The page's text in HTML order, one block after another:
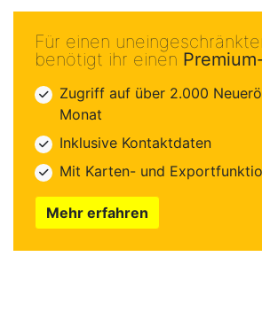
Für einen
benötigt ihr einen
Zugriff auf über 2.000
Monat
Inklusive Kontaktdaten
Mit Karten- und
Mehr erfahren